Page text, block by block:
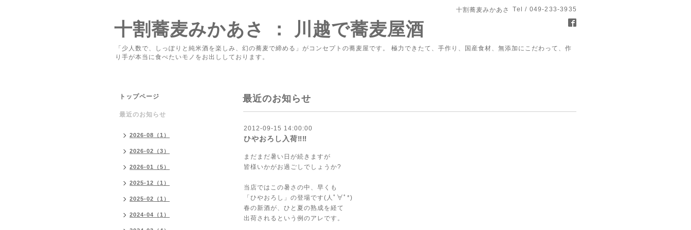
十割蕎麦みかあさ Tel / 049-233-3935
十割蕎麦みかあさ ： 川越で蕎麦屋酒
「少人数で、しっぽりと純米酒を楽しみ、幻の蕎麦で締める」がコンセプトの蕎麦屋です。 極力できたて、手作り、国産食材、無添加にこだわって、作
り手が本当に食べたいモノをお出ししております。
最近のお知らせ
2012-09-15 14:00:00
ひやおろし入荷‼‼
まだまだ暑い日が続きますが
皆様いかがお過ごしでしょうか?
当店ではこの暑さの中、早くも
「ひやおろし」の登場です(人ﾟ∀ﾟ*)
春の新酒が、ひと夏の熟成を経て
出荷されるという例のアレです。
トップページ
最近のお知らせ
2026-08（1）
2026-02（3）
2026-01（5）
2025-12（1）
2025-02（1）
2024-04（1）